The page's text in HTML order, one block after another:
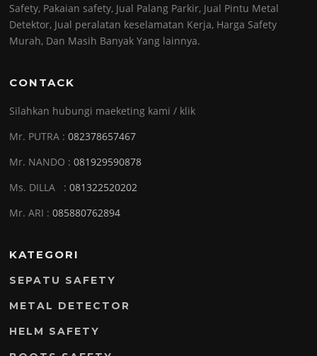
Safety, Pakaian safety, Jual Palang Parkir, Jual Pintu Metal
Detektor, Jual peralatan keselamatan Kerja, Harga Safety
Murah, Dan Masih Banyak Yang lainnya.
CONTACK
Silahkan hubungi maeketing kami / klik
Mr. PUTRA :082378657467
Mr. NANDO :081929590878
Ms. DILLA :081322520202
Mr. ARI :085880762894
KATEGORI
SEPATU SAFETY
METAL DETECTOR
HELM SAFETY